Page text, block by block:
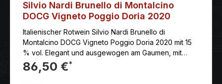
Silvio Nardi Brunello di Montalcino
DOCG Vigneto Poggio Doria 2020
Italienischer Rotwein Silvio Nardi Brunello di
Montalcino DOCG Vigneto Poggio Doria 2020 mit 15
% vol. Elegant und ausgewogen am Gaumen, mit
großartiger Struktur und Länge, exzellenter Tiefe und
Konzentration sowie dichten, runden Tanninen.
86,50 €*